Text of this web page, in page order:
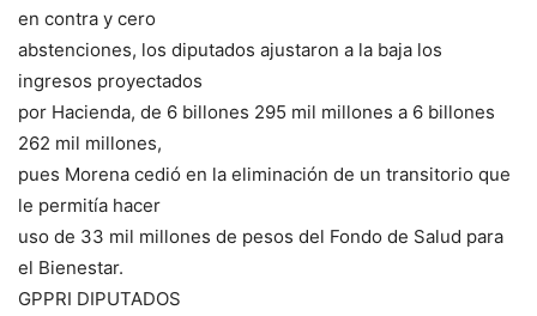
en contra y cero
abstenciones, los diputados ajustaron a la baja los
ingresos proyectados
por Hacienda, de 6 billones 295 mil millones a 6 billones
262 mil millones,
pues Morena cedió en la eliminación de un transitorio que
le permitía hacer
uso de 33 mil millones de pesos del Fondo de Salud para
el Bienestar.
GPPRI DIPUTADOS